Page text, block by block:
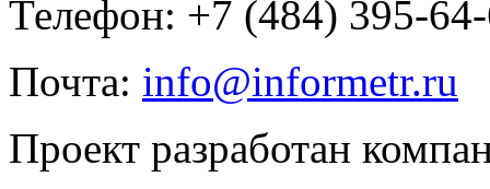
Телефон: +7 (484) 395-
Почта: info@informetr.ru
Проект разработан